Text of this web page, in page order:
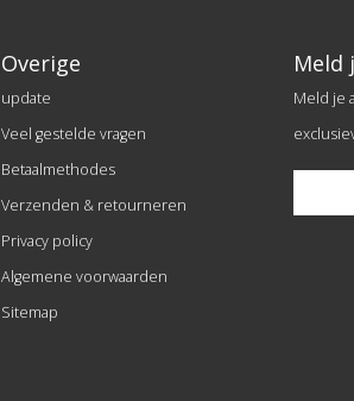
Overige
update
Veel gestelde vragen
Betaalmethodes
Verzenden & retourneren
Privacy policy
Algemene voorwaarden
Sitemap
Meld
Meld je